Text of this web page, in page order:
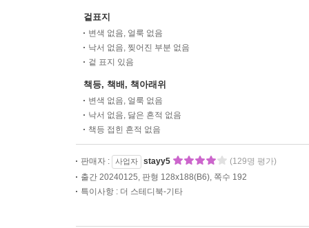
겉표지
변색 없음, 얼룩 없음
낙서 없음, 찢어진 부분 없음
겉 표지 있음
책등, 책배, 책아래위
변색 없음, 얼룩 없음
낙서 없음, 닳은 흔적 없음
책등 접힌 흔적 없음
판매자 : 사업자 stayy5
(129명 평가)
출간 20240125, 판형 128x188(B6), 쪽수 192
특이사항 : 더 스테디북-기타